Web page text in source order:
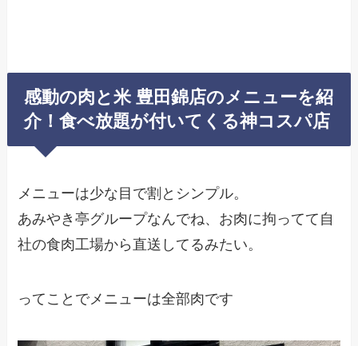
感動の肉と米 豊田錦店のメニューを紹
介！食べ放題が付いてくる神コスパ店
メニューは少な目で割とシンプル。
あみやき亭グループなんでね、お肉に拘ってて自
社の食肉工場から直送してるみたい。
ってことでメニューは全部肉です